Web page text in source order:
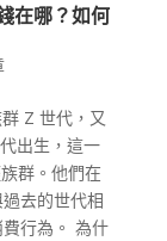
在哪？如何
Z 世代，又
出生，這一
群。他們在
去的世代相
行為。 為什